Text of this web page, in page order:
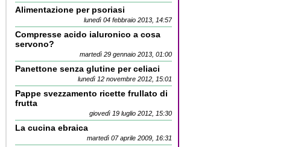
Alimentazione per psoriasi
lunedì 04 febbraio 2013, 14:57
Compresse acido ialuronico a cosa
servono?
martedì 29 gennaio 2013, 01:00
Panettone senza glutine per celiaci
lunedì 12 novembre 2012, 15:01
Pappe svezzamento ricette frullato di
frutta
giovedì 19 luglio 2012, 15:30
La cucina ebraica
martedì 07 aprile 2009, 16:31